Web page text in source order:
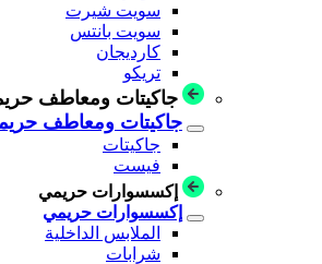
سويت شيرت
سويت بانتس
كارديجان
تريكو
جاكيتات ومعاطف
جاكيتات ومعاطف
جاكيتات
فيست
إكسسوارات حريمي
إكسسوارات حريمي
الملابس الداخلية
شرابات